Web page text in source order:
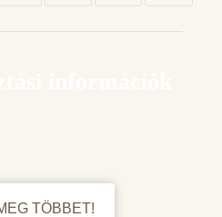
TÖBBET!